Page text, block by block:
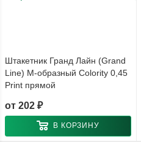
Штакетник Гранд Лайн (Grand
Line) М-образный Colority 0,45
Print прямой
от 202 ₽
В КОРЗИНУ